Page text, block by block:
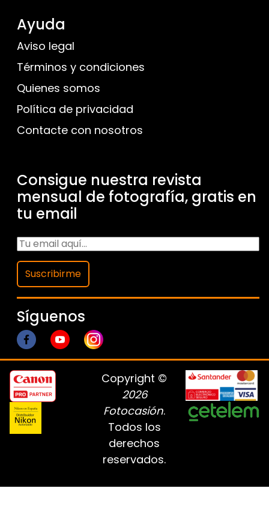
Ayuda
Aviso legal
Términos y condiciones
Quienes somos
Política de privacidad
Contacte con nosotros
Consigue nuestra revista
mensual de fotografía, gratis en
tu email
Suscribirme
Síguenos
Copyright ©
2026
Fotocasión.
Todos los
derechos
reservados.